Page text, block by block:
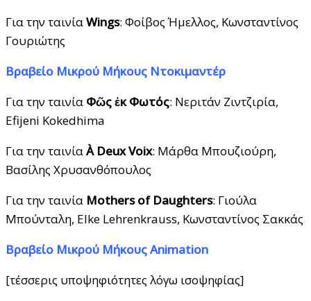
Για την ταινίαWings: Φοίβος Ήμελλος, Κωνσταντίνος
Γουριώτης
Βραβείο Μικρού Μήκους Ντοκιμαντέρ
Για την ταινία Φῶς ἐκ Φωτός: Νεριτάν Ζιντζιρία,
Efijeni Kokedhima
Για την ταινίαÀ Deux Voix: Μάρθα Μπουζιούρη,
Βασίλης Χρυσανθόπουλος
Για την ταινία Mothers of Daughters: Γιούλα
Μπούνταλη, Elke Lehrenkrauss, Κωνσταντίνος Σακκάς
Βραβείο Μικρού Μήκους Animation
[τέσσερις υποψηφιότητες λόγω ισοψηφίας]